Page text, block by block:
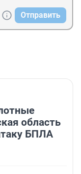
Отправить
область
БПЛА